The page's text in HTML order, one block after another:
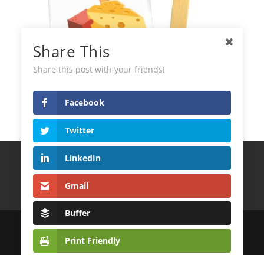
Gelato di Formaggio Green Helados
Termini e Condizioni
Politica sulla Riservatezza
Politica sui cookie
© 2022DistribuidoraLatinoAndina S.L.
| Desarrollo WebMagicalWebStudio
Share This
Share this post with your friends!
Facebook
Twitter
LinkedIn
Gmail
Buffer
Print Friendly